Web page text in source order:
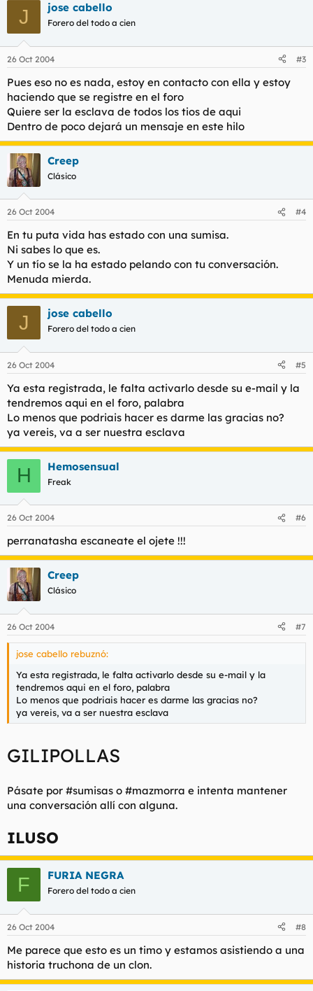
J jose cabello
Forero del todo a cien
26 Oct 2004 #3
Pues eso no es nada, estoy en contacto con ella y estoy
haciendo que se registre en el foro
Quiere ser la esclava de todos los tios de aqui
Dentro de poco dejará un mensaje en este hilo
Creep
Clásico
26 Oct 2004 #4
En tu puta vida has estado con una sumisa.
Ni sabes lo que es.
Y un tío se la ha estado pelando con tu conversación.
Menuda mierda.
J jose cabello
Forero del todo a cien
26 Oct 2004 #5
Ya esta registrada, le falta activarlo desde su e-mail y la
tendremos aqui en el foro, palabra
Lo menos que podriais hacer es darme las gracias no?
ya vereis, va a ser nuestra esclava
H Hemosensual
Freak
26 Oct 2004 #6
perranatasha escaneate el ojete !!!
Creep
Clásico
26 Oct 2004 #7
jose cabello rebuznó:
Ya esta registrada, le falta activarlo desde su e-mail y la
tendremos aqui en el foro, palabra
Lo menos que podriais hacer es darme las gracias no?
ya vereis, va a ser nuestra esclava
GILIPOLLAS
Pásate por #sumisas o #mazmorra e intenta mantener
una conversación allí con alguna.
ILUSO
F FURIA NEGRA
Forero del todo a cien
26 Oct 2004 #8
Me parece que esto es un timo y estamos asistiendo a una
historia truchona de un clon.